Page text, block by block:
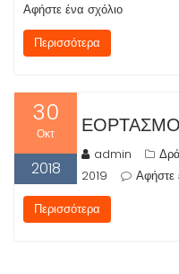
Αφήστε ένα σχόλιο
Περισσότερα
30
Οκτ
2018
admin
2019
Αφήστε
Περισσότερα